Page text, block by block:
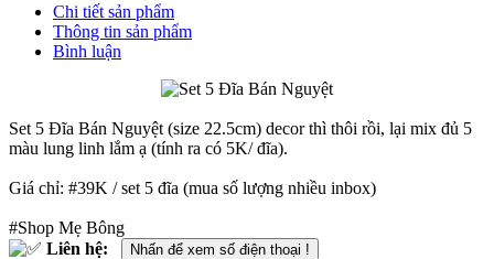
Chi tiết sản phẩm
Thông tin sản phẩm
Bình luận
Set 5 Đĩa Bán Nguyệt (size 22.5cm) decor thì thôi rồi, lại mix đủ 5
màu lung linh lắm ạ (tính ra có 5K/ đĩa).
Giá chỉ: #39K / set 5 đĩa (mua số lượng nhiều inbox)
#Shop Mẹ Bông
Liên hệ:
Nhấn để xem số điện thoại !